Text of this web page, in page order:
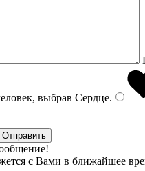
выбрав Сердце.
с Вами в ближайшее